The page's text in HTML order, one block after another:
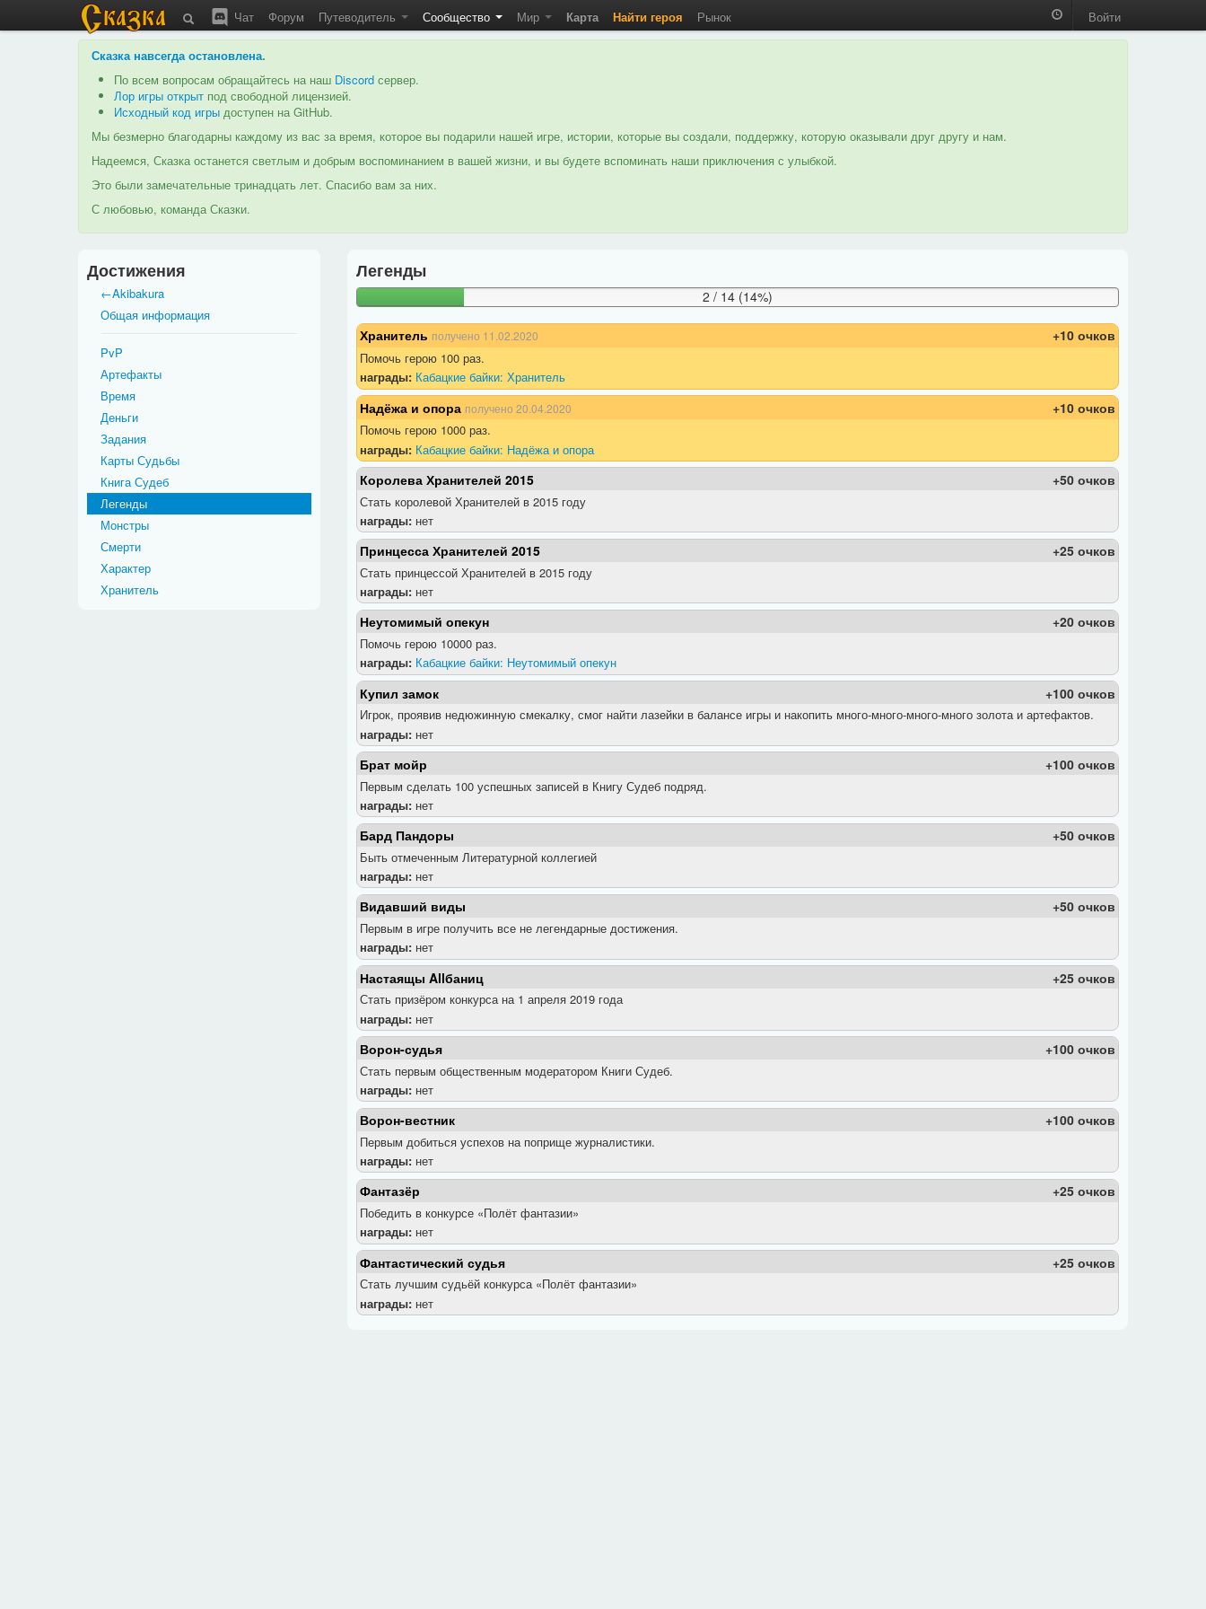
Чат Форум Путеводитель Сообщество Мир Карта Найти героя Рынок Войти
Сказка навсегда остановлена.
По всем вопросам обращайтесь на наш Discord сервер.
Лор игры открыт под свободной лицензией.
Исходный код игры доступен на GitHub.
Мы безмерно благодарны каждому из вас за время, которое вы подарили нашей игре, истории, которые вы создали, поддержку, которую оказывали друг другу и нам.
Надеемся, Сказка останется светлым и добрым воспоминанием в вашей жизни, и вы будете вспоминать наши приключения с улыбкой.
Это были замечательные тринадцать лет. Спасибо вам за них.
С любовью, команда Сказки.
Достижения
←Akibakura
Общая информация
PvP
Артефакты
Время
Деньги
Задания
Карты Судьбы
Книга Судеб
Легенды
Монстры
Смерти
Характер
Хранитель
Легенды
2 / 14 (14%)
Хранитель получено 11.02.2020 +10 очков
Помочь герою 100 раз.
награды: Кабацкие байки: Хранитель
Надёжа и опора получено20.04.2020 +10 очков
Помочь герою 1000 раз.
награды: Кабацкие байки: Надёжа и опора
Королева Хранителей 2015 +50 очков
Стать королевой Хранителей в 2015 году
награды: нет
Принцесса Хранителей 2015 +25 очков
Стать принцессой Хранителей в 2015 году
награды: нет
Неутомимый опекун +20 очков
Помочь герою 10000 раз.
награды: Кабацкие байки: Неутомимый опекун
Купил замок +100 очков
Игрок, проявив недюжинную смекалку, смог найти лазейки в балансе игры и накопить много-много-много-много золота и артефактов.
награды: нет
Брат мойр +100 очков
Первым сделать 100 успешных записей в Книгу Судеб подряд.
награды: нет
Бард Пандоры +50 очков
Быть отмеченным Литературной коллегией
награды: нет
Видавший виды +50 очков
Первым в игре получить все не легендарные достижения.
награды: нет
Настаящы Allбаниц +25 очков
Стать призёром конкурса на 1 апреля 2019 года
награды: нет
Ворон-судья +100 очков
Стать первым общественным модератором Книги Судеб.
награды: нет
Ворон-вестник +100 очков
Первым добиться успехов на поприще журналистики.
награды: нет
Фантазёр +25 очков
Победить в конкурсе «Полёт фантазии»
награды: нет
Фантастический судья +25 очков
Стать лучшим судьёй конкурса «Полёт фантазии»
награды: нет